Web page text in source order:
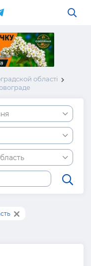
області